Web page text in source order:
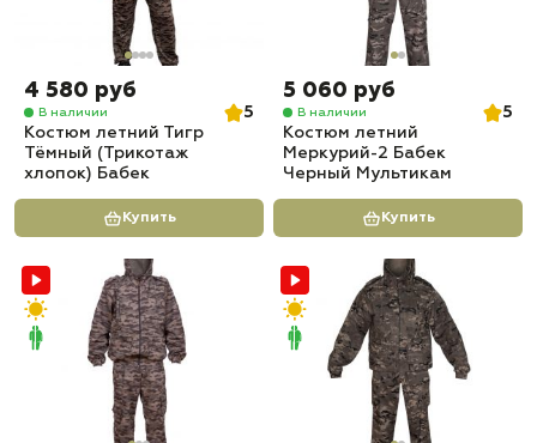
4 580 руб
В наличии
5
Костюм летний Тигр
Тёмный (Трикотаж
хлопок) Бабек
Купить
5 060 руб
В наличии
5
Костюм летний
Меркурий-2 Бабек
Черный Мультикам
Купить